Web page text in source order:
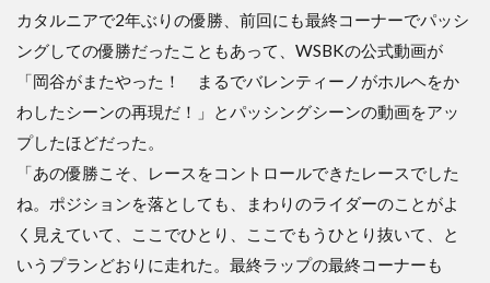
カタルニアで2年ぶりの優勝、前回にも最終コーナーでパッシ
ングしての優勝だったこともあって、WSBKの公式動画が
「岡谷がまたやった！ まるでバレンティーノがホルヘをか
わしたシーンの再現だ！」とパッシングシーンの動画をアッ
プしたほどだった。
「あの優勝こそ、レースをコントロールできたレースでした
ね。ポジションを落としても、まわりのライダーのことがよ
く見えていて、ここでひとり、ここでもうひとり抜いて、と
いうプランどおりに走れた。最終ラップの最終コーナーも